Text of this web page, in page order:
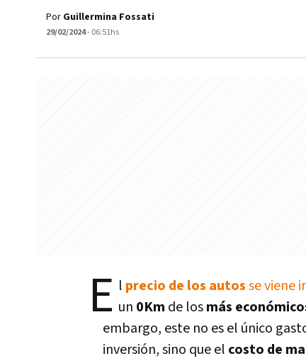
Por Guillermina Fossati
29/02/2024- 06:51hs
E l precio de los autosse viene
un 0Km de losmás
embargo, este no es el único
inversión, sino que el costo de